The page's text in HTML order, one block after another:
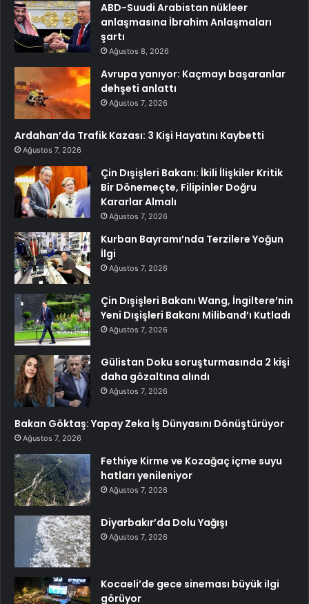
ABD-Suudi Arabistan nükleer
anlaşmasına İbrahim Anlaşmaları
şartı
Ağustos 8, 2026
Avrupa yanıyor: Kaçmayı başaranlar
dehşeti anlattı
Ağustos 7, 2026
Ardahan’da Trafik Kazası: 3 Kişi Hayatını Kaybetti
Ağustos 7, 2026
Çin Dışişleri Bakanı: İkili İlişkiler Kritik
Bir Dönemeçte, Filipinler Doğru
Kararlar Almalı
Ağustos 7, 2026
Kurban Bayramı’nda Terzilere Yoğun
İlgi
Ağustos 7, 2026
Çin Dışişleri Bakanı Wang, İngiltere’nin
Yeni Dışişleri Bakanı Miliband’ı Kutladı
Ağustos 7, 2026
Gülistan Doku soruşturmasında 2 kişi
daha gözaltına alındı
Ağustos 7, 2026
Bakan Göktaş: Yapay Zeka İş Dünyasını Dönüştürüyor
Ağustos 7, 2026
Fethiye Kirme ve Kozağaç içme suyu
hatları yenileniyor
Ağustos 7, 2026
Diyarbakır’da Dolu Yağışı
Ağustos 7, 2026
Kocaeli’de gece sineması büyük ilgi
görüyor